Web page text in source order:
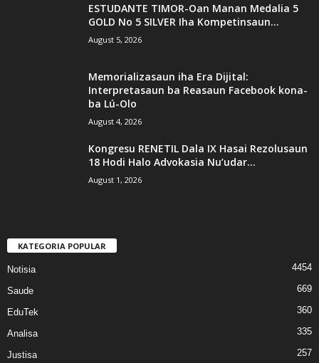
ESTUDANTE TIMOR-Oan Manan Medalia 5
GOLD No 5 SILVER Iha Kompetinsaun...
August 5, 2026
Memorializasaun iha Era Dijital:
Interpretasaun ba Reasaun Facebook kona-
ba Lú-Olo
August 4, 2026
Kongresu RENETIL Dala IX Hasai Rezolusaun
18 Hodi Halo Advokasia Nu’udar...
August 1, 2026
KATEGORIA POPULAR
Notisia 4454
Saude 669
EduTek 360
Analisa 335
Justisa 257